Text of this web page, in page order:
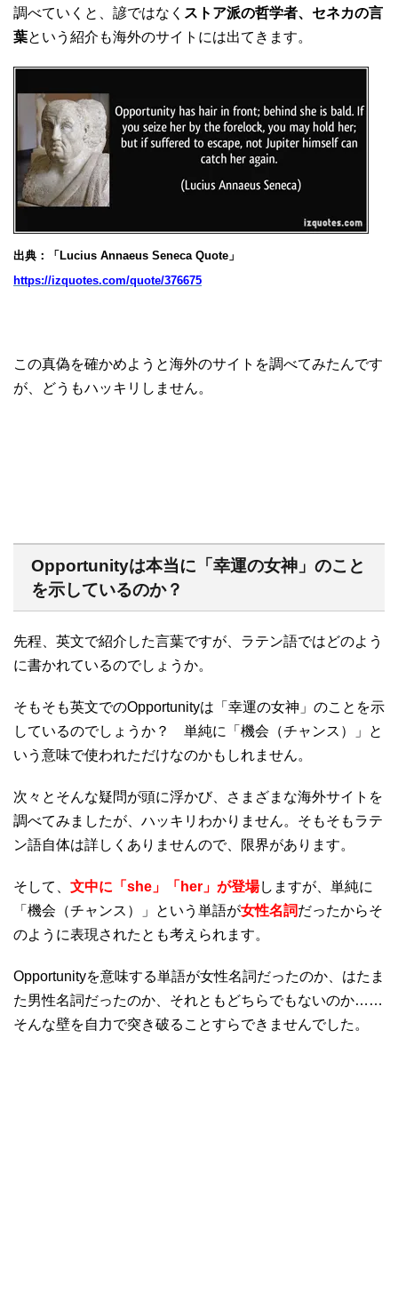
調べていくと、諺ではなく ストア派の哲学者、セネカの言
葉という紹介も海外のサイトには出てきます。
出典：「Lucius Annaeus Seneca Quote」
https://izquotes.com/quote/376675
この真偽を確かめようと海外のサイトを調べてみたんです
が、どうもハッキリしません。
Opportunityは本当に「幸運の女神」のこと
を示しているのか？
先程、英文で紹介した言葉ですが、ラテン語ではどのよう
に書かれているのでしょうか。
そもそも英文でのOpportunityは「幸運の女神」のことを示
しているのでしょうか？ 単純に「機会（チャンス）」と
いう意味で使われただけなのかもしれません。
次々とそんな疑問が頭に浮かび、さまざまな海外サイトを
調べてみましたが、ハッキリわかりません。そもそもラテ
ン語自体は詳しくありませんので、限界があります。
そして、 文中に「she」「her」が登場しますが、単純に
「機会（チャンス）」という単語が女性名詞だったからそ
のように表現されたとも考えられます。
Opportunityを意味する単語が女性名詞だったのか、はたま
た男性名詞だったのか、それともどちらでもないのか……
そんな壁を自力で突き破ることすらできませんでした。